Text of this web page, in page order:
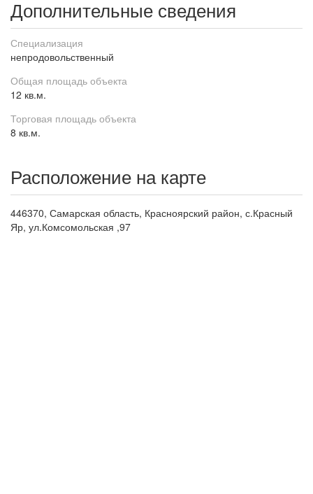
Дополнительные сведения
Специализация
непродовольственный
Общая площадь объекта
12 кв.м.
Торговая площадь объекта
8 кв.м.
Расположение на карте
446370, Самарская область, Красноярский район, с.Красный
Яр, ул.Комсомольская ,97